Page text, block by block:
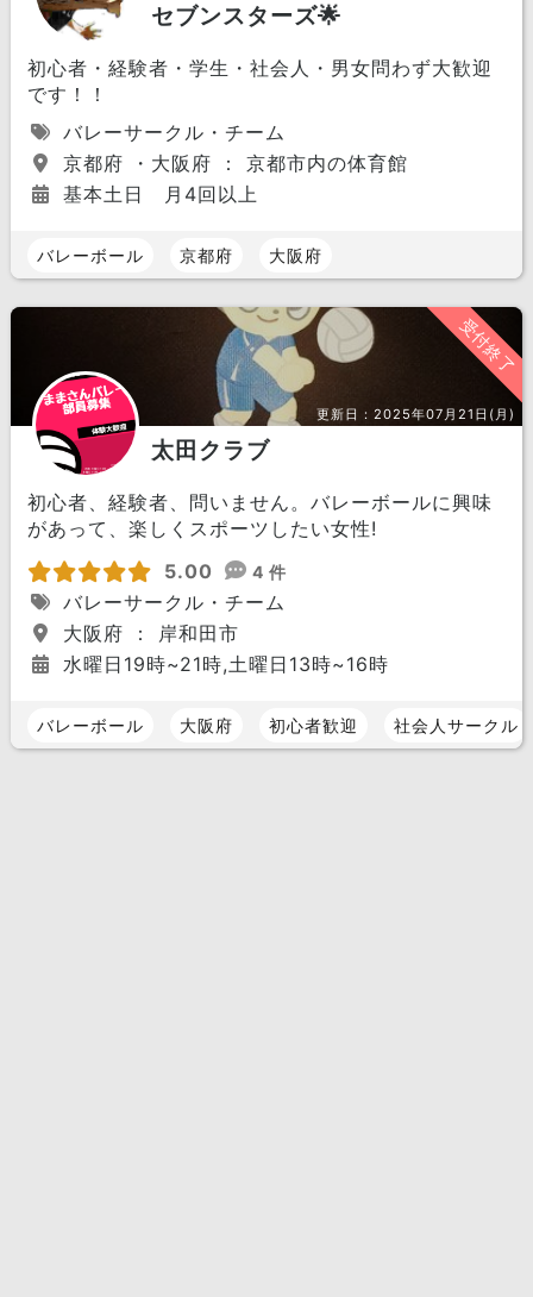
セブンスターズ🌟
初心者・経験者・学生・社会人・男女問わず大歓迎
です！！
バレーサークル・チーム
京都府 ・大阪府 ： 京都市内の体育館
基本土日 月4回以上
バレーボール 京都府 大阪府
受付終了
更新日：2025年07月21日(月)
太田クラブ
初心者、経験者、問いません。バレーボールに興味
があって、楽しくスポーツしたい女性!
5.00
4 件
バレーサークル・チーム
大阪府 ： 岸和田市
水曜日19時~21時,土曜日13時~16時
バレーボール 大阪府 初心者歓迎 社会人サークル